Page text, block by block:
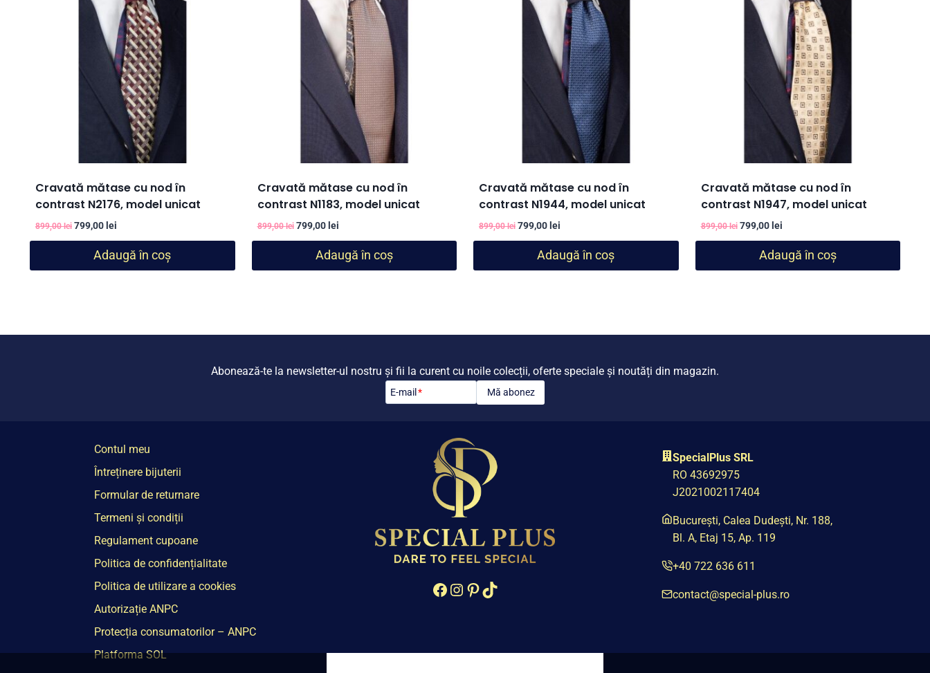
Cravată mătase cu nod în
contrast N2176, model unicat
899,00lei Prețul
inițial
fost:
799,00 lei
curent
este:
799,00 lei.
Adaugă în coș
Cravată mătase cu nod în
contrast N1183, model unicat
899,00lei Prețul
inițial
fost:
799,00 leiPrețul
curent
este:
799,00 lei.
Adaugă în coș
Cravată mătase cu nod în
contrast N1944, model unicat
899,00lei Prețul
inițial
fost:
799,00 lei
curent
este:
799,00 lei.
Adaugă în coș
Cravată mătase cu nod în
contrast N1947, model unicat
899,00lei Prețul
inițial
fost:
799,00 leiPrețul
curent
este:
799,00 lei.
Adaugă în coș
Abonează-te la newsletter-ul nostru și fii la curent cu noile colecții, oferte speciale și noutăți din magazin.
E-mail* Mă abonez
Contul meu
Întreținere bijuterii
Formular de returnare
Termeni și condiții
Regulament cupoane
Politica de confidențialitate
Politica de utilizare a cookies
Autorizație ANPC
Protecția consumatorilor – ANPC
Platforma SOL
Facebook
Instagram
Pinterest
TikTok
SpecialPlus SRL
RO 43692975
J2021002117404
București, Calea Dudești, Nr. 188,
Bl. A, Etaj 15, Ap. 119
+40 722 636 611
contact@special-plus.ro